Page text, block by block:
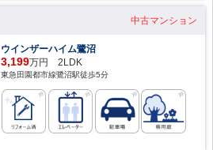
中古マンション
ウインザーハイム鷺沼
3,199万円 2LDK
東急田園都市線鷺沼駅徒歩5分